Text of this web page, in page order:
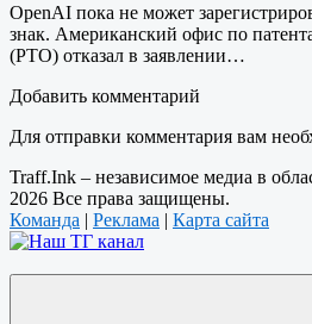
OpenAI пока не может
знак. Американский офис по
(PTO) отказал в заявлении…
Добавить комментарий
Для отправки комментария вам
Traff.Ink – независимое медиа в
2026 Все права защищены.
Команда | Реклама | Карта сайта